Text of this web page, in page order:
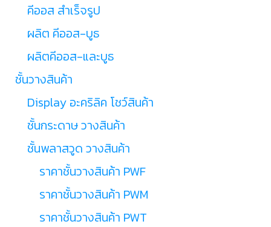
คีออส สำเร็จรูป
ผลิต คีออส-บูธ
ผลิตคีออส-และบูธ
ชั้นวางสินค้า
Display อะคริลิค โชว์สินค้า
ชั้นกระดาษ วางสินค้า
ชั้นพลาสวูด วางสินค้า
ราคาชั้นวางสินค้า PWF
ราคาชั้นวางสินค้า PWM
ราคาชั้นวางสินค้า PWT